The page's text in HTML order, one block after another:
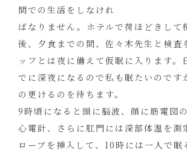
間での生活をしなけれ
ばなりません。ホテルで荷ほどきして
後、夕食までの間、佐々木先生と検査
ッフとは夜に備えて仮眠に入ります。
でに深夜になるので私も眠たいのです
の更けるのを待ちます。
9時頃になると頭に脳波、顔に筋電図
心電計、さらに肛門には深部体温を測
ローブを挿入して、10時には一人で眠